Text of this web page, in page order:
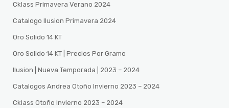
Cklass Primavera Verano 2024
Catalogo Ilusion Primavera 2024
Oro Solido 14 KT
Oro Solido 14 KT | Precios Por Gramo
Ilusion | Nueva Temporada | 2023 – 2024
Catalogos Andrea Otoño Invierno 2023 – 2024
Cklass Otoño Invierno 2023 – 2024